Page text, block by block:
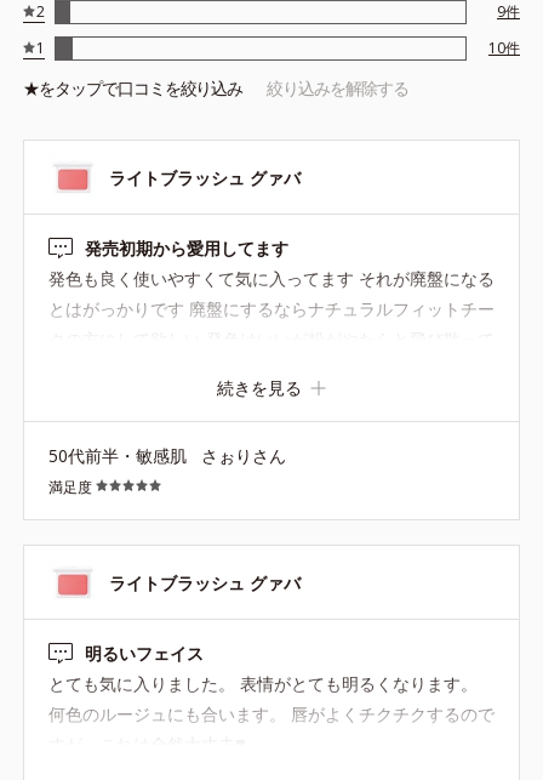
2
9件
1
10件
★をタップで口コミを絞り込み 絞り込みを解除する
ライトブラッシュ グァバ
発売初期から愛用してます
発色も良く使いやすくて気に入ってます それが廃盤になる
とはがっかりです 廃盤にするならナチュラルフィットチー
が廃盤になるのはなぜですかぁ？ 廃盤にするならアンケー
続きを見る
50代前半・敏感肌 さぉりさん
満足度
ライトブラッシュ グァバ
明るいフェイス
とても気に入りました。 表情がとても明るくなります。
何色のルージュにも合います。 唇がよくチクチクするので
すが、これは全然大丈夫❣️